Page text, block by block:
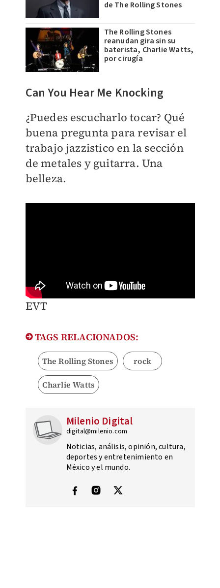
de The Rolling Stones
The Rolling Stones
reanudan gira sin su
baterista, Charlie Watts,
por cirugía
Can You Hear Me​ Knocking
¿Puedes escucharlo tocar? Qué
buena pregunta para revisar el
trabajo jazzistico en la sección
de metales y guitarra. Una
belleza.
EVT
TAGS RELACIONADOS:
The Rolling Stones rock
Charlie Watts
Milenio Digital
digital@milenio.com
Noticias, análisis, opinión, cultura,
deportes y entretenimiento en
México y el mundo.